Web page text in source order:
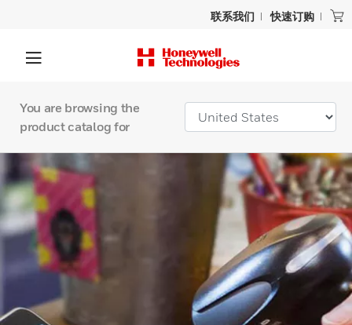
联系我们 快速订购
You are browsing the
product catalog for